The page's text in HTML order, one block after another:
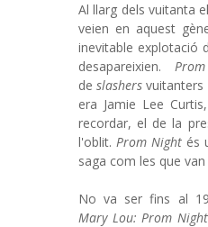
Al llarg dels vuitanta
veien en aquest
inevitable explotació
desapareixien.
deslashersvuitanters
era Jamie Lee
recordar, el de la
l'oblit. Prom Nightés
saga com les que
No va ser fins al
Mary Lou: Prom